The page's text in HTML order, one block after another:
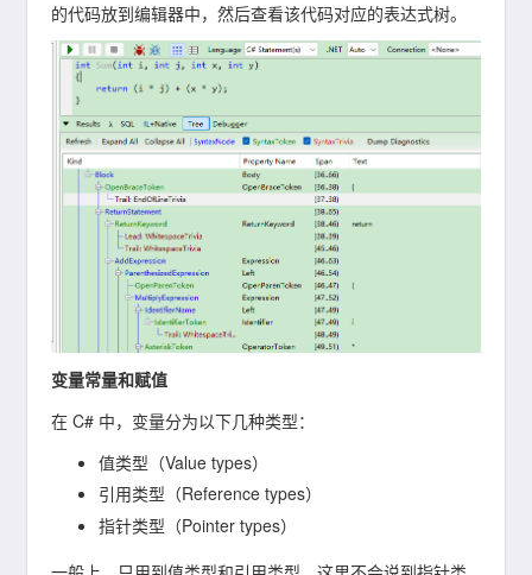
的代码放到编辑器中，然后查看该代码对应的表达式树。
变量常量和赋值
在 C# 中，变量分为以下几种类型：
值类型（Value types）
引用类型（Reference types）
指针类型（Pointer types）